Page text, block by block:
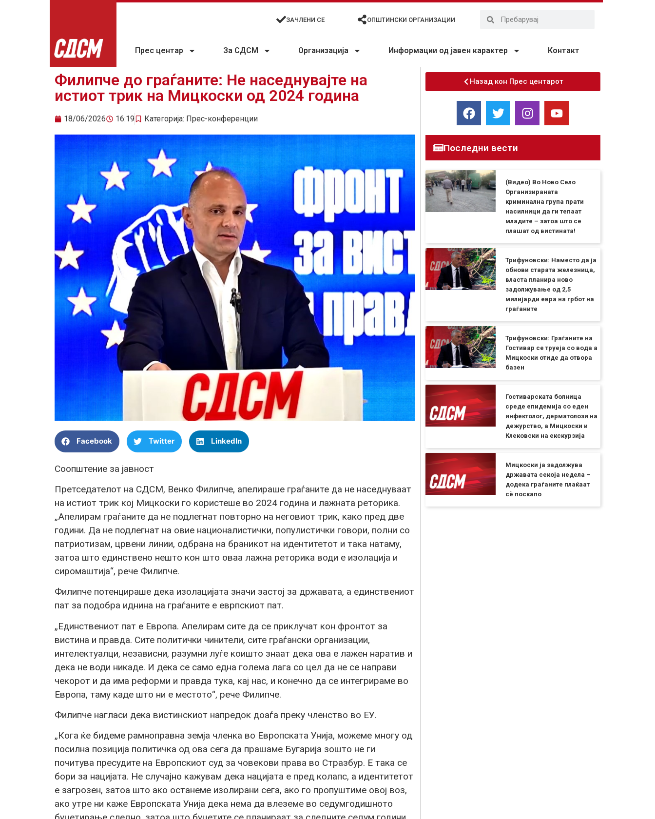
ЗАЧЛЕНИ СЕ ОПШТИНСКИ ОРГАНИЗАЦИИ
Прес центар За СДСМ Организација Информации од јавен карактер Контакт
Филипче до граѓаните: Не наседнувајте на
истиот трик на Мицкоски од 2024 година
18/06/2026 16:19 Категорија: Прес-конференции
Facebook Twitter LinkedIn
Соопштение за јавност
Претседателот на СДСМ, Венко Филипче, апелираше граѓаните да не наседнуваат
на истиот трик кој Мицкоски го користеше во 2024 година и лажната реторика.
„Апелирам граѓаните да не подлегнат повторно на неговиот трик, како пред две
години. Да не подлегнат на овие националистички, популистички говори, полни со
патриотизам, црвени линии, одбрана на браникот на идентитетот и така натаму,
затоа што единствено нешто кон што оваа лажна реторика води е изолација и
сиромаштија“, рече Филипче.
Филипче потенцираше дека изолацијата значи застој за државата, а единствениот
пат за подобра иднина на граѓаните е еврпскиот пат.
„Единствениот пат е Европа. Апелирам сите да се приклучат кон фронтот за
вистина и правда. Сите политички чинители, сите граѓански организации,
интелектуалци, независни, разумни луѓе коишто знаат дека ова е лажен наратив и
дека не води никаде. И дека се само една голема лага со цел да не се направи
чекорот и да има реформи и правда тука, кај нас, и конечно да се интегрираме во
Европа, таму каде што ни е местото“, рече Филипче.
Филипче нагласи дека вистинскиот напредок доаѓа преку членство во ЕУ.
„Кога ќе бидеме рамноправна земја членка во Европската Унија, можеме многу од
посилна позиција политичка од ова сега да прашаме Бугарија зошто не ги
почитува пресудите на Европскиот суд за човекови права во Стразбур. Е така се
бори за нацијата. Не случајно кажувам дека нацијата е пред колапс, а идентитетот
е загрозен, затоа што ако останеме изолирани сега, ако го пропуштиме овој воз,
ако утре ни каже Европската Унија дека нема да влеземе во седумгодишното
Назад кон Прес центарот
Последни вести
(Видео) Во Ново Село
Организираната
криминална група прати
насилници да ги тепаат
младите – затоа што се
плашат од вистината!
Трифуновски: Наместо да ја
обнови старата железница,
власта планира ново
задолжување од 2,5
милијарди евра на грбот на
граѓаните
Трифуновски: Граѓаните на
Гостивар се труеја со вода а
Мицкоски отиде да отвора
базен
Гостиварската болница
среде епидемија со еден
инфектолог, дерматолози на
дежурство, а Мицкоски и
Клековски на екскурзија
Мицкоски ја задолжува
државата секоја недела –
додека граѓаните плаќаат
сѐ поскапо